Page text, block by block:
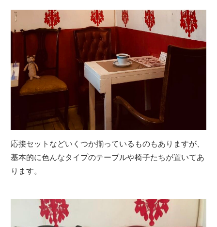
応接セットなどいくつか揃っているものもありますが、
基本的に色んなタイプのテーブルや椅子たちが置いてあ
ります。